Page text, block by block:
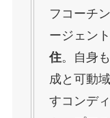
フコーチ
ージェン
住。自身
成と可動
すコンデ